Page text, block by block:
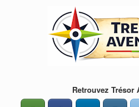
Retrouvez Trésor